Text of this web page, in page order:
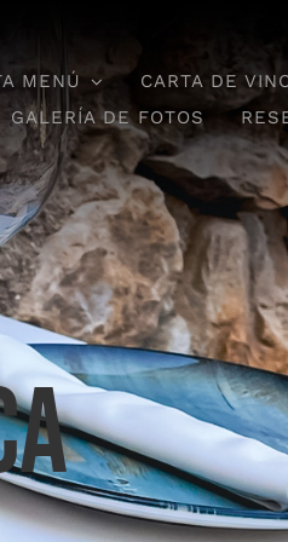
MENÚ
CARTA DE
GALERÍA DE FOTOS